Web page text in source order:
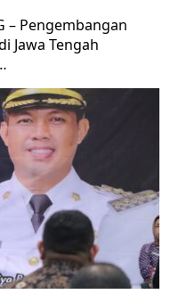
– Pengembangan
Jawa Tengah